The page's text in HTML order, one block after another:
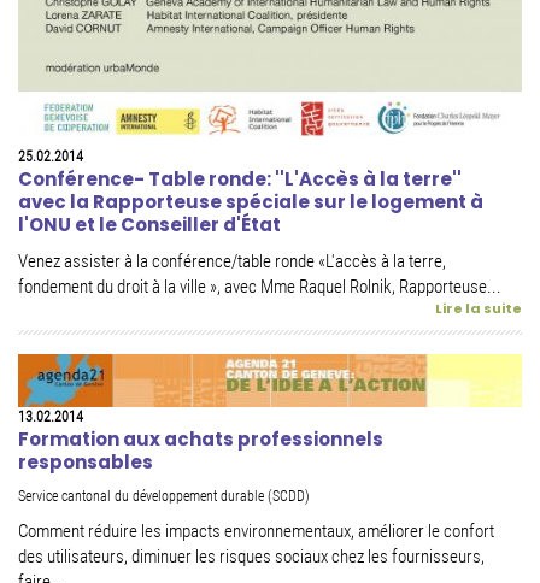
25.02.2014
Conférence- Table ronde: ''L'Accès à la terre''
avec la Rapporteuse spéciale sur le logement à
l'ONU et le Conseiller d'État
Venez assister à la conférence/table ronde «L'accès à la terre,
fondement du droit à la ville », avec Mme Raquel Rolnik, Rapporteuse...
Lire la suite
13.02.2014
Formation aux achats professionnels
responsables
Service cantonal du développement durable (SCDD)
Comment réduire les impacts environnementaux, améliorer le confort
des utilisateurs, diminuer les risques sociaux chez les fournisseurs,